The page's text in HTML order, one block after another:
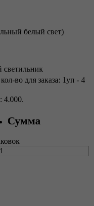
белый свет)
во для заказа: 1уп - 4
4.000.
Сумма